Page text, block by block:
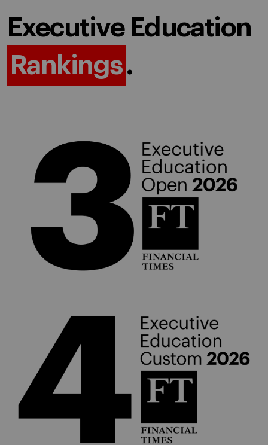
Executive Education
Rankings.